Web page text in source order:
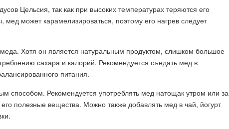
Цельсия, так как при высоких температурах теряются его
может карамелизироваться, поэтому его нагрев следует
Хотя он является натуральным продуктом, слишком большое
сахара и калорий. Рекомендуется съедать мед в
питания.
способом. Рекомендуется употреблять мед натощак утром или за
полезные вещества. Можно также добавлять мед в чай, йогурт